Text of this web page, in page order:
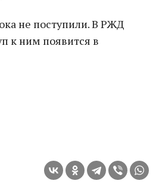
не поступили. В РЖД
к ним появится в